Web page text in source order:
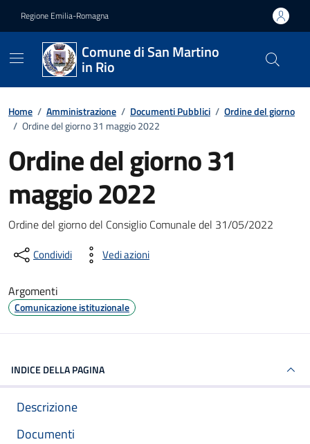
Regione Emilia-Romagna
Comune di San Martino
in Rio
Home / Amministrazione / Documenti Pubblici / Ordine del giorno
/ Ordine del giorno 31 maggio 2022
Ordine del giorno 31
maggio 2022
Dettagli del documento
Ordine del giorno del Consiglio Comunale del 31/05/2022
Condividi Vedi azioni
Argomenti
Comunicazione istituzionale
INDICE DELLA PAGINA
Descrizione
Documenti